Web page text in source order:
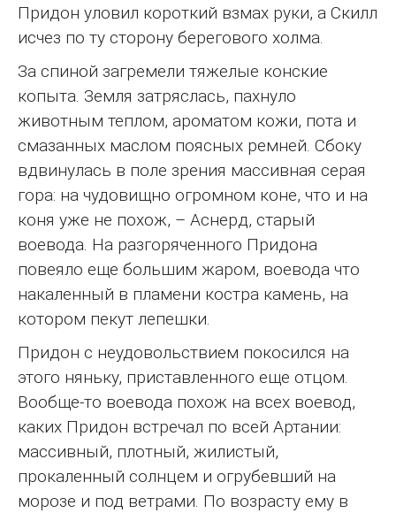
Придон уловил короткий взмах руки, а Скилл
исчез по ту сторону берегового холма.
За спиной загремели тяжелые конские
копыта. Земля затряслась, пахнуло
животным теплом, ароматом кожи, пота и
смазанных маслом поясных ремней. Сбоку
вдвинулась в поле зрения массивная серая
гора: на чудовищно огромном коне, что и на
коня уже не похож, – Аснерд, старый
воевода. На разгоряченного Придона
повеяло еще большим жаром, воевода что
накаленный в пламени костра камень, на
котором пекут лепешки.
Придон с неудовольствием покосился на
этого няньку, приставленного еще отцом.
Вообще-то воевода похож на всех воевод,
каких Придон встречал по всей Артании:
массивный, плотный, жилистый,
прокаленный солнцем и огрубевший на
морозе и под ветрами. По возрасту ему в